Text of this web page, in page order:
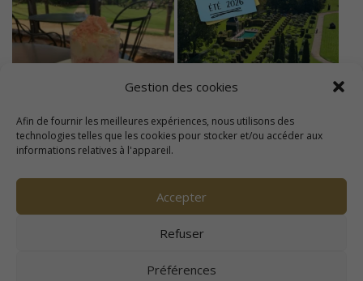
Gestion des cookies
Afin de fournir les meilleures expériences, nous utilisons des
technologies telles que les cookies pour stocker et/ou accéder aux
informations relatives à l'appareil.
Accepter
Refuser
Préférences